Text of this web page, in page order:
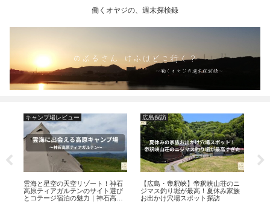
働くオヤジの、週末探検録
キャンプ場レビュー
雲海と星空の天空リゾート！神石
高原ティアガルテンのサイト選び
とコテージ宿泊の魅力｜神石高原
広島探訪
【広島・帝釈峡】帝釈峡山荘のニ
ジマス釣り堀が最高！夏休み家族
お出かけ穴場スポット探訪